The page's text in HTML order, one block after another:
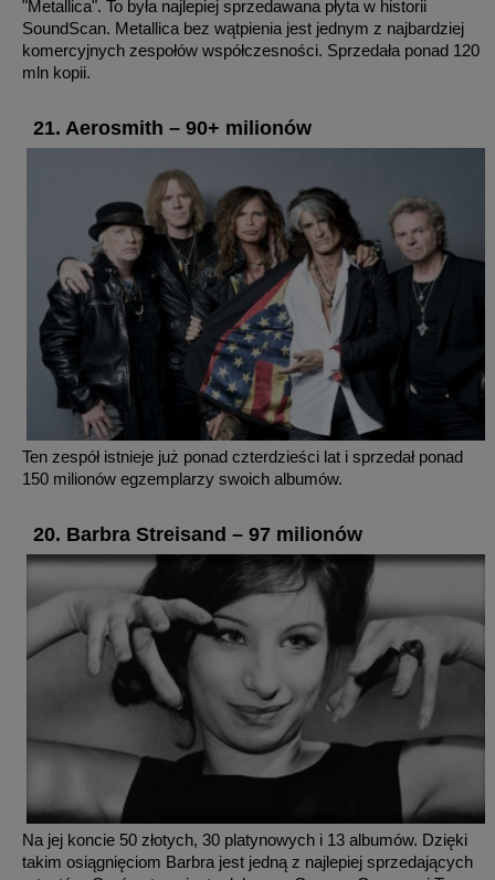
"Metallica". To była najlepiej sprzedawana płyta w historii
SoundScan. Metallica bez wątpienia jest jednym z najbardziej
komercyjnych zespołów współczesności. Sprzedała ponad 120
mln kopii.
21. Aerosmith – 90+ milionów
Ten zespół istnieje już ponad czterdzieści lat i sprzedał ponad
150 milionów egzemplarzy swoich albumów.
20. Barbra Streisand – 97 milionów
Na jej koncie 50 złotych, 30 platynowych i 13 albumów. Dzięki
takim osiągnięciom Barbra jest jedną z najlepiej sprzedających